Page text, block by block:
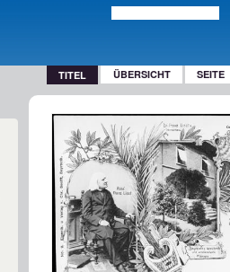
TITEL ÜBERSICHT SEITE